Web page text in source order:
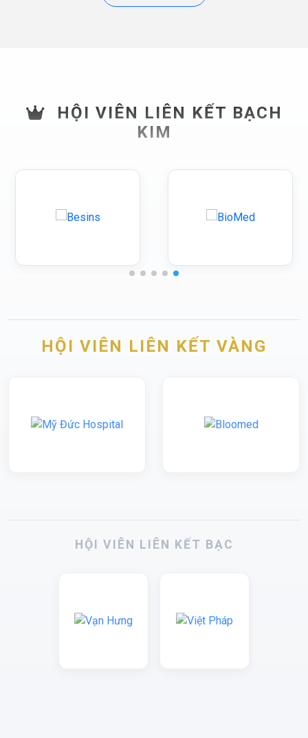
HỘI VIÊN LIÊN KẾT BẠCH
KIM
HỘI VIÊN LIÊN KẾT VÀNG
HỘI VIÊN LIÊN KẾT BẠC